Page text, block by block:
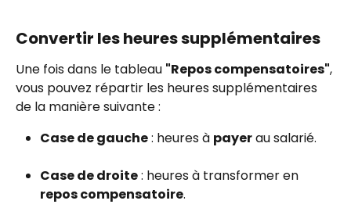
Convertir les heures supplémentaires
Une fois dans le tableau "Repos compensatoires",
vous pouvez répartir les heures supplémentaires
de la manière suivante :
Case de gauche : heures à payer au salarié.
Case de droite : heures à transformer en
repos compensatoire.